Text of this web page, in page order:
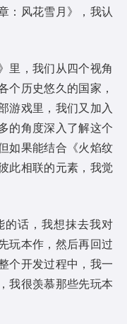
：风花雪月》，我认
里，我们从四个视角
个历史悠久的国家，
游戏里，我们又加入
的角度深入了解这个
如果能结合《火焰纹
此相联的元素，我觉
的话，我想抹去我对
玩本作，然后再回过
个开发过程中，我一
我很羡慕那些先玩本